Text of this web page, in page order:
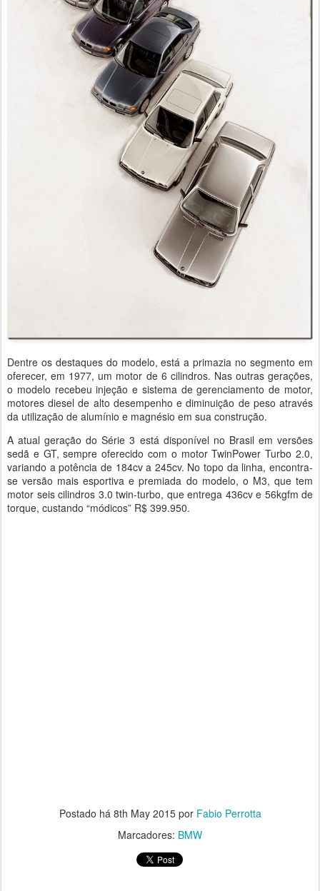
Dentre os destaques do modelo, está a primazia no segmento em
oferecer, em 1977, um motor de 6 cilindros. Nas outras gerações,
o modelo recebeu injeção e sistema de gerenciamento de motor,
motores diesel de alto desempenho e diminuição de peso através
da utilização de alumínio e magnésio em sua construção.
A atual geração do Série 3 está disponível no Brasil em versões
sedã e GT, sempre oferecido com o motor TwinPower Turbo 2.0,
variando a potência de 184cv a 245cv. No topo da linha, encontra-
se versão mais esportiva e premiada do modelo, o M3, que tem
motor seis cilindros 3.0 twin-turbo, que entrega 436cv e 56kgfm de
torque, custando “módicos” R$ 399.950.
Postado há 8th May 2015por Fabio Perrotta
Marcadores: BMW